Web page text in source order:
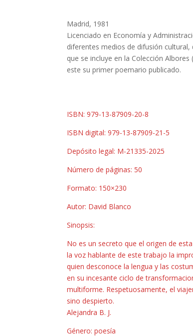
Madrid, 1981
Licenciado en Economía y
diferentes medios de difusión
que se incluye en la Colección
este su primer poemario publicado.
ISBN: 979-13-87909-20-8
ISBN digital: 979-13-87909-21-5
Depósito legal: M-21335-2025
Número de páginas: 50
Formato: 150×230
Autor: David Blanco
Sinopsis:
No es un secreto que el origen de
la voz hablante de este trabajo la
quien desconoce la lengua y las
en su incesante ciclo de
multiforme. Respetuosamente, el
sino despierto.
Alejandra B. J.
Género: poesía